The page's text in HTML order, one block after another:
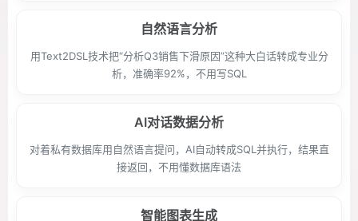
自然语言分析
用Text2DSL技术把“分析Q3销售下滑原因”这种大白话转成专业分
析，准确率92%，不用写SQL
AI对话数据分析
对着私有数据库用自然语言提问，AI自动转成SQL并执行，结果直
接返回，不用懂数据库语法
智能图表生成